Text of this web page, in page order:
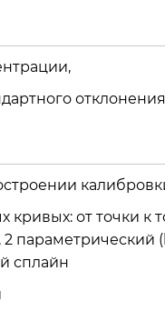
отклонения
от точки к
параметрический
сплайн